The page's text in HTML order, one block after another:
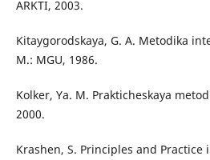
ARKTI, 2003.
Kitaygorodskaya, G. A. Metodika
M.: MGU, 1986.
Kolker, Ya. M. Prakticheskaya
2000.
Krashen, S. Principles and Practice